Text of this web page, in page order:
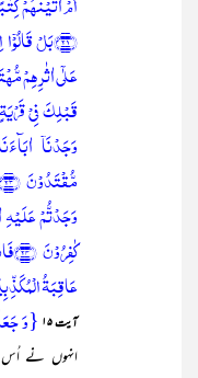
﴿۲۱﴾بَلۡ
قَبۡلِکَ فِیۡ
وَجَدۡنَاۤ
وَجَدۡتُّمۡ عَلَیۡہِ
عَاقِبَۃُ الۡمُکَذِّبِیۡنَ
آیت ۱۵ {وَ
انہوں نے